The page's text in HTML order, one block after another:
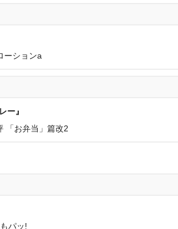
ーションa
ー』
「お弁当」篇改2
パッ!